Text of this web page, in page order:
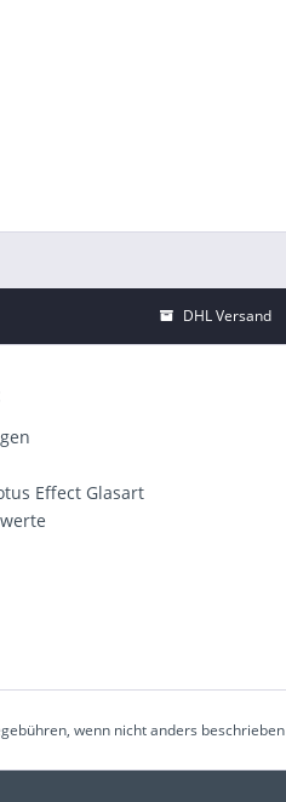
DHL Versand
Effect Glasart
wenn nicht anders beschrieben